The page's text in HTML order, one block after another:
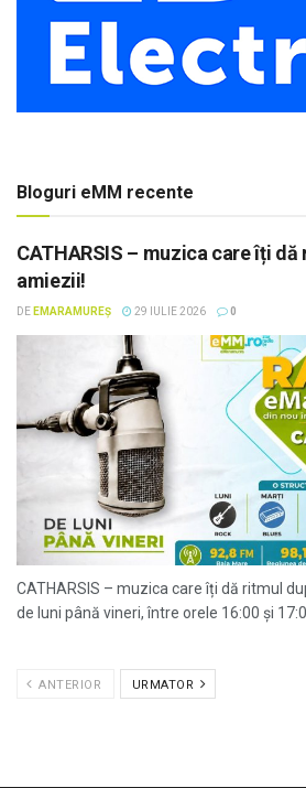
Bloguri eMM recente
CATHARSIS – muzica care îți
amiezii!
DE EMARAMUREȘ 29 IULIE 2026 0
CATHARSIS – muzica care îți dă ritmul
de luni până vineri, între orele 16:00 și
ANTERIOR URMATOR